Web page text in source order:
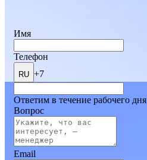
Имя
Телефон
RU +7
Ответим в течение рабочего дня
Вопрос
Email